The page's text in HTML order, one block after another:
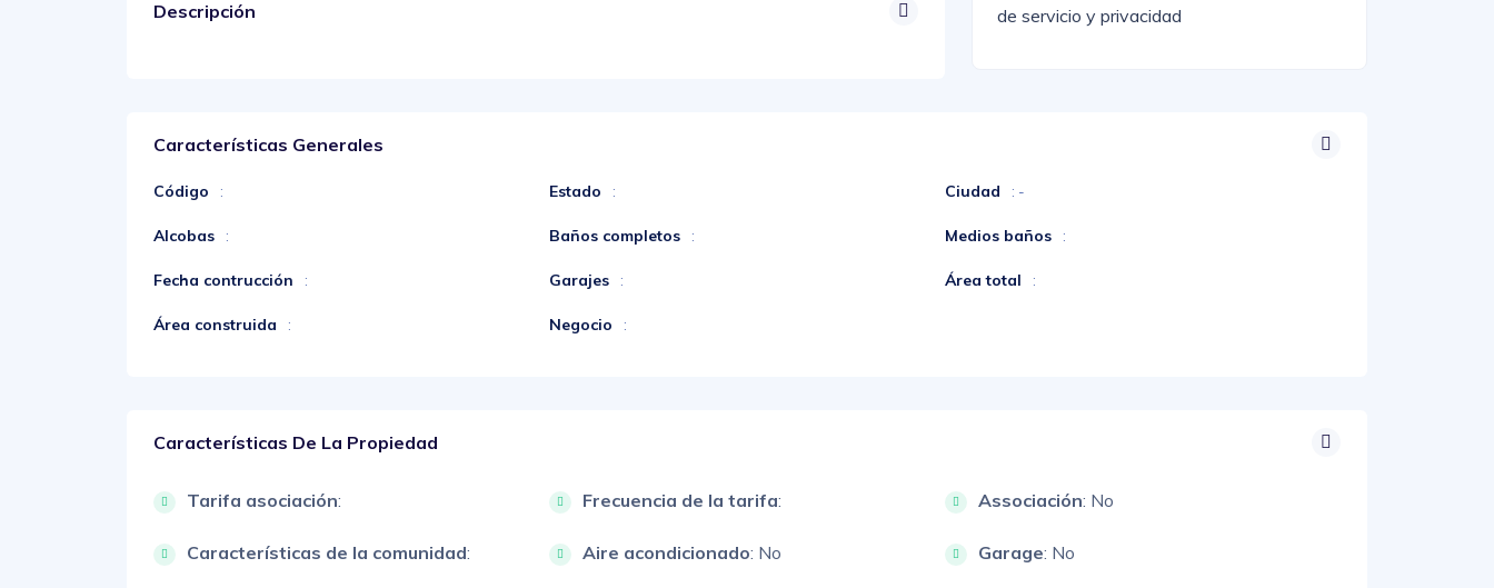
Descripción
de servicio y privacidad
Características Generales
Código : Estado : Ciudad : -
Alcobas : Baños completos : Medios baños :
Fecha contrucción : Garajes : Área total :
Área construida : Negocio :
Características De La Propiedad
Tarifa asociación: Frecuencia de la tarifa: Associación: No
Características de la comunidad: Aire acondicionado: No Garage: No